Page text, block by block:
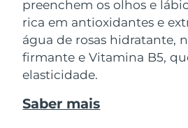
preenchem os olhos e
rica em antioxidantes e
água de rosas hidratante,
firmante e Vitamina B5,
elasticidade.
Saber mais